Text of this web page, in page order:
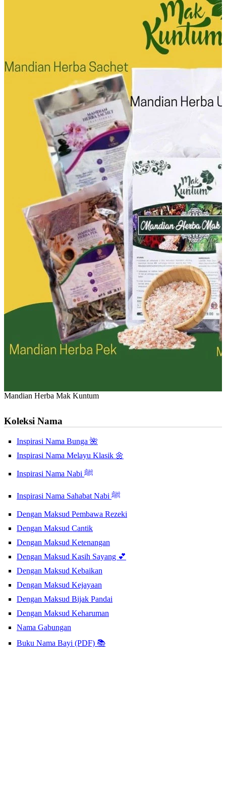
Mandian Herba Mak Kuntum
Koleksi Nama
Inspirasi Nama Bunga 🌺
Inspirasi Nama Melayu Klasik 🌼
Inspirasi Nama Nabi ﷺ
Inspirasi Nama Sahabat Nabi ﷺ
Dengan Maksud Pembawa Rezeki
Dengan Maksud Cantik
Dengan Maksud Ketenangan
Dengan Maksud Kasih Sayang 💕
Dengan Maksud Kebaikan
Dengan Maksud Kejayaan
Dengan Maksud Bijak Pandai
Dengan Maksud Keharuman
Nama Gabungan
Buku Nama Bayi (PDF) 📚